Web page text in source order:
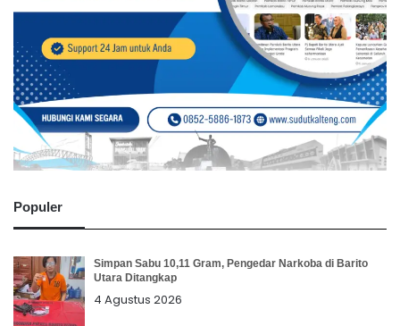
Populer
Simpan Sabu 10,11 Gram, Pengedar Narkoba di Barito
Utara Ditangkap
4 Agustus 2026